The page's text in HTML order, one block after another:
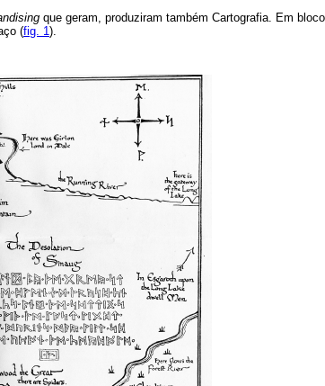
que geram, produziram também Cartografia. Em
(fig. 1 ).